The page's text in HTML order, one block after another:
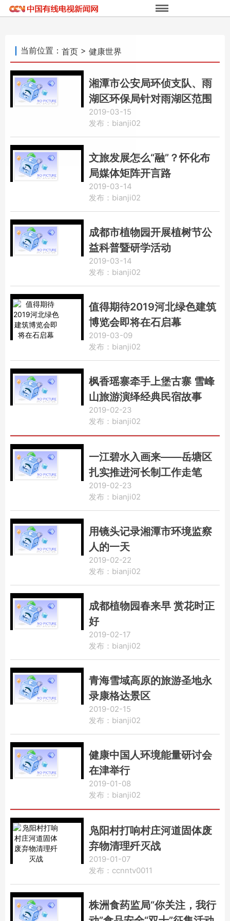
当前位置： 首页 > 健康世界
湘潭市公安局环侦支队、雨
湖区环保局针对雨湖区范围
内印刷行业开展联合执法
2019-03-15
发布：bianji02
文旅发展怎么“融”？怀化布
局媒体矩阵开言路
2019-03-14
发布：bianji02
成都市植物园开展植树节公
益科普暨研学活动
2019-03-14
发布：bianji02
值得期待2019河北绿色建筑
博览会即将在石启幕
2019-03-09
发布：bianji02
枫香瑶寨牵手上堡古寨 雪峰
山旅游演绎经典民宿故事
2019-02-23
发布：bianji02
一江碧水入画来——岳塘区
扎实推进河长制工作走笔
2019-02-23
发布：bianji02
用镜头记录湘潭市环境监察
人的一天
2019-02-22
发布：bianji02
成都植物园春来早 赏花时正
好
2019-02-17
发布：bianji02
青海雪域高原的旅游圣地永
录康格达景区
2019-02-15
发布：bianji02
健康中国人环境能量研讨会
在津举行
2019-01-08
发布：bianji02
凫阳村打响村庄河道固体废
弃物清理歼灭战
2019-01-07
发布：ccnntv0011
株洲食药监局“你关注，我行